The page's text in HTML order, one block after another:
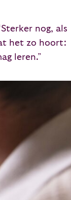
nog, als
het zo hoort:
leren.”